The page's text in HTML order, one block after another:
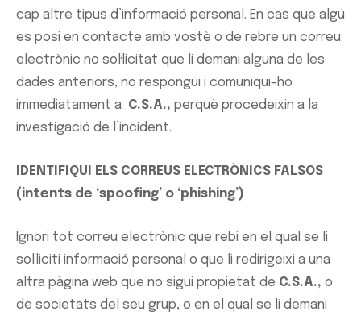
cap altre tipus d’informació personal. En cas que algú
es posi en contacte amb vostè o de rebre un correu
electrònic no sol·licitat que li demani alguna de les
dades anteriors, no respongui i comuniqui-ho
immediatament a C.S.A., perquè procedeixin a la
investigació de l’incident.
IDENTIFIQUI ELS CORREUS ELECTRÒNICS FALSOS
(intents de ‘spoofing’ o ‘phishing’)
Ignori tot correu electrònic que rebi en el qual se li
sol·liciti informació personal o que li redirigeixi a una
altra pàgina web que no sigui propietat de C.S.A., o
de societats del seu grup, o en el qual se li demani